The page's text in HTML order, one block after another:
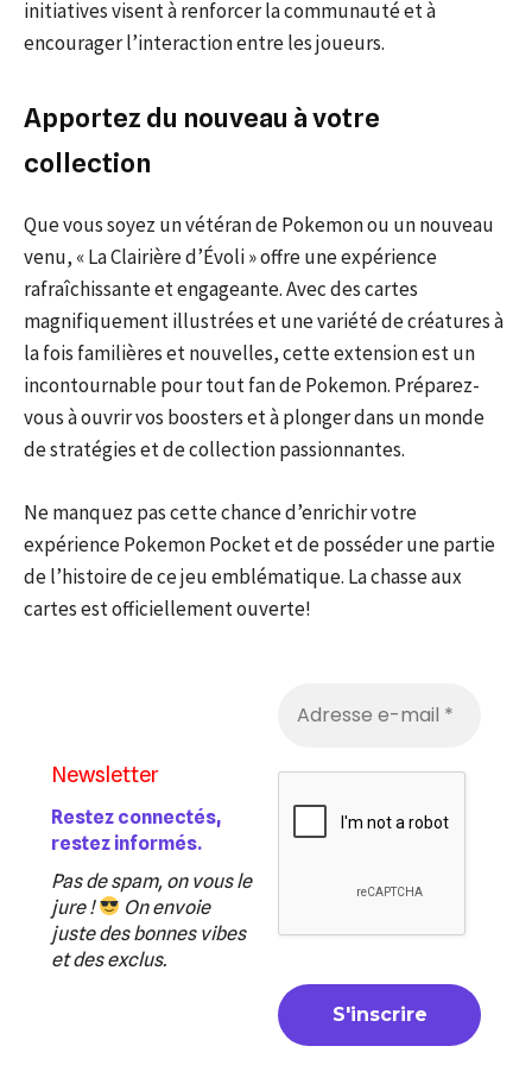
initiatives visent à renforcer la communauté et à
encourager l’interaction entre les joueurs.
Apportez du nouveau à votre
collection
Que vous soyez un vétéran de Pokemon ou un nouveau
venu, « La Clairière d’Évoli » offre une expérience
rafraîchissante et engageante. Avec des cartes
magnifiquement illustrées et une variété de créatures à
la fois familières et nouvelles, cette extension est un
incontournable pour tout fan de Pokemon. Préparez-
vous à ouvrir vos boosters et à plonger dans un monde
de stratégies et de collection passionnantes.
Ne manquez pas cette chance d’enrichir votre
expérience Pokemon Pocket et de posséder une partie
de l’histoire de ce jeu emblématique. La chasse aux
cartes est officiellement ouverte!
Newsletter
Restez connectés,
restez informés.
Pas de spam, on vous le
jure !
On envoie
juste des bonnes vibes
et des exclus.